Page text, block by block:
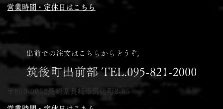
営業時間・定休日はこちら
〒850-0052長崎県長崎市筑後町2-65